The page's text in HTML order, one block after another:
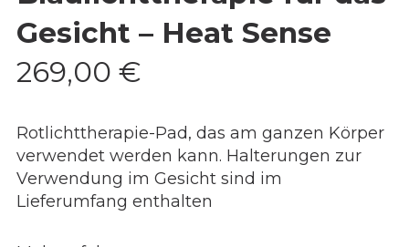
Gesicht – Heat Sense
269,00 €
Rotlichttherapie-Pad, das am ganzen Körper
verwendet werden kann. Halterungen zur
Verwendung im Gesicht sind im
Lieferumfang enthalten